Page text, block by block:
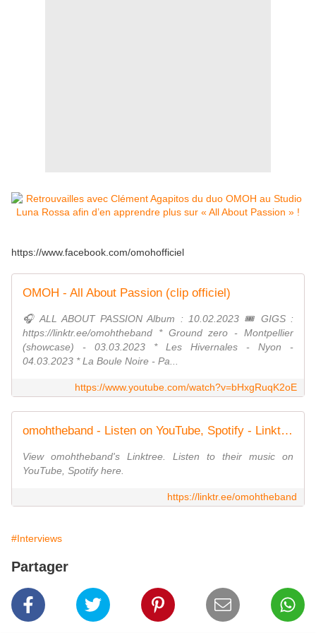
https://www.facebook.com/omohofficiel
OMOH - All About Passion (clip officiel)
🎧 ALL ABOUT PASSION Album : 10.02.2023 🎟️ GIGS :
https://linktr.ee/omohtheband * Ground zero - Montpellier
(showcase) - 03.03.2023 * Les Hivernales - Nyon -
04.03.2023 * La Boule Noire - Pa...
https://www.youtube.com/watch?v=bHxgRuqK2oE
omohtheband - Listen on YouTube, Spotify - Linktree
View omohtheband's Linktree. Listen to their music on
YouTube, Spotify here.
https://linktr.ee/omohtheband
#Interviews
Partager